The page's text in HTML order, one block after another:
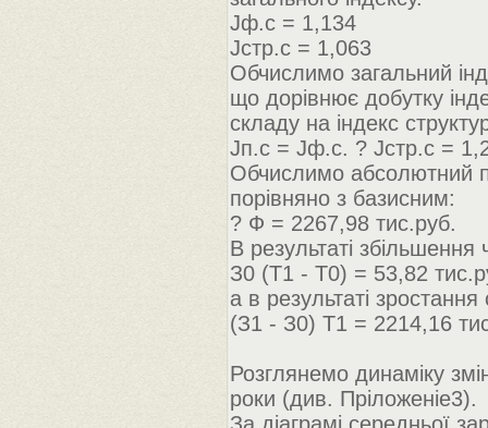
Jф.с = 1,134
Jстр.с = 1,063
Обчислимо загальний
що дорівнює добутку
складу на індекс
Jп.с = Jф.с. ? Jстр.с =
Обчислимо абсолютний
порівняно з базисним:
? Ф = 2267,98 тис.руб.
В результаті збільшення
З0 (Т1 - Т0) = 53,82
а в результаті
(З1 - З0) Т1 = 2214,16
Розглянемо динаміку
роки (див. Пріложеніе3).